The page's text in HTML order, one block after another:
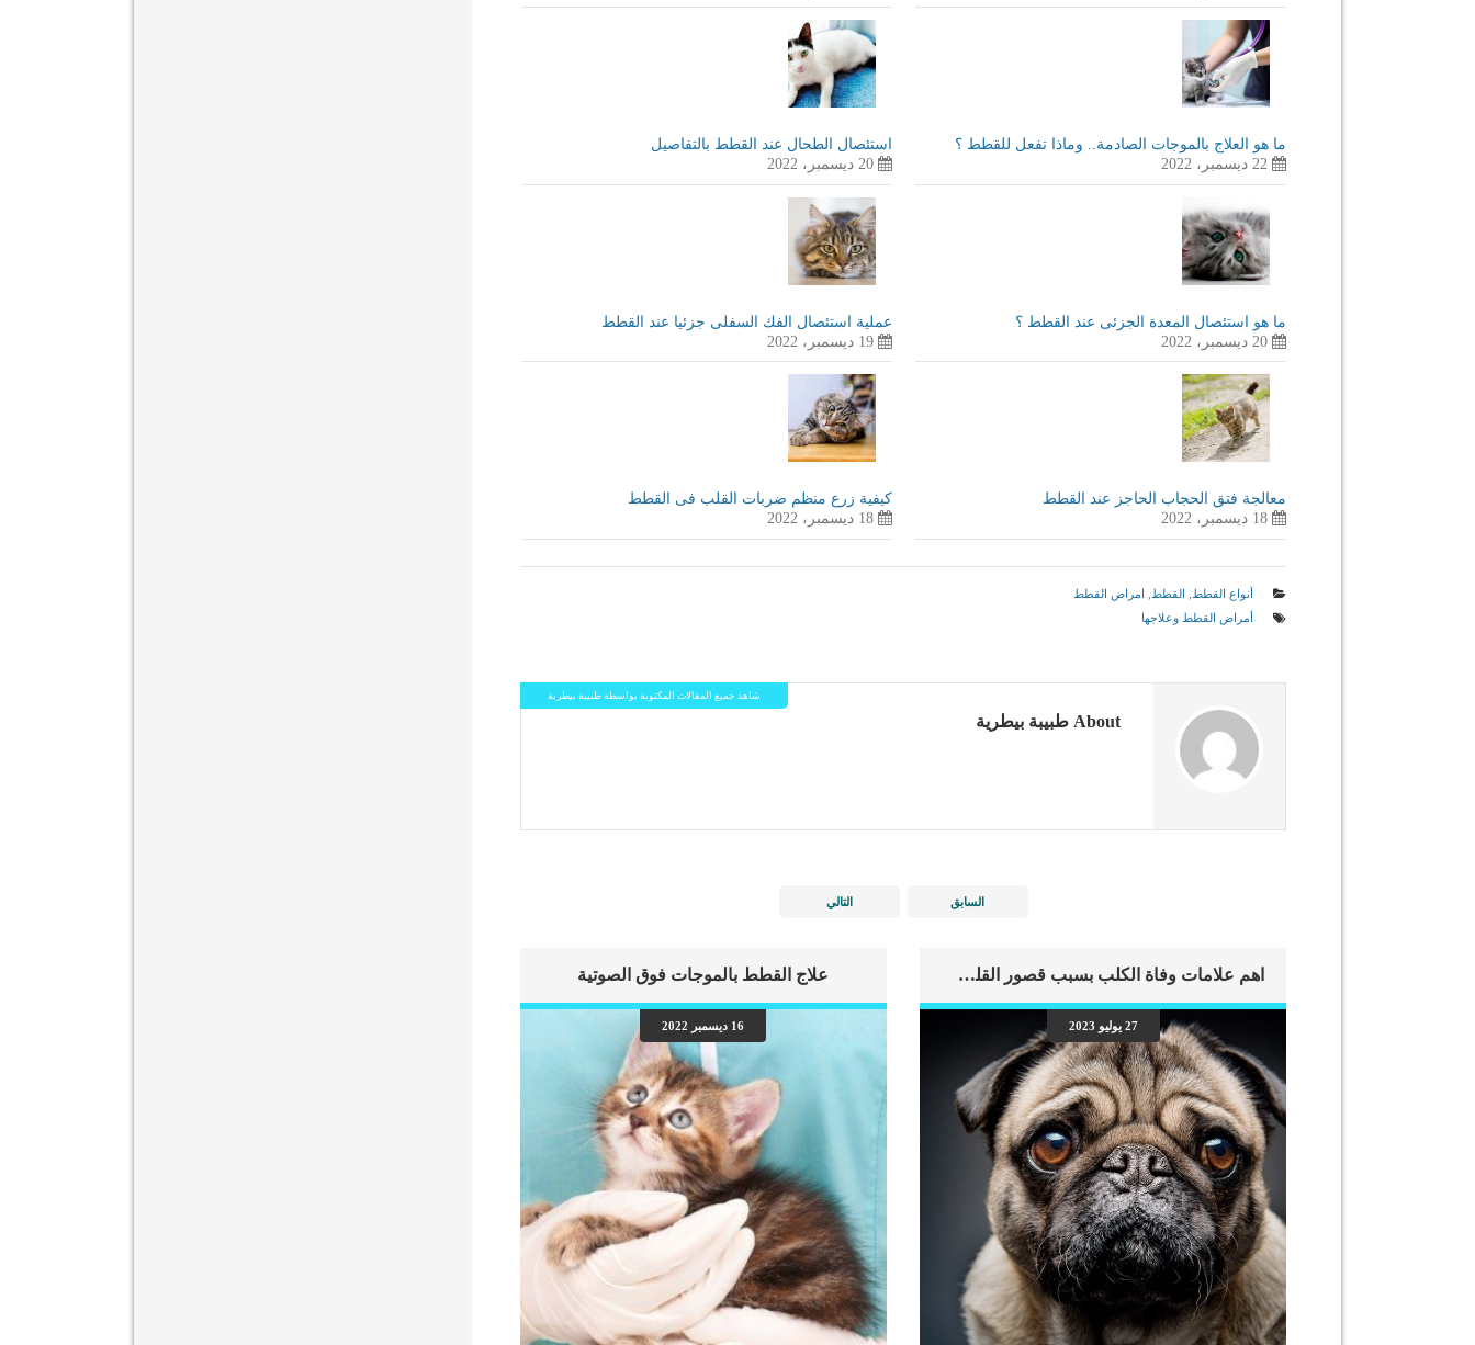
ما هو العلاج بالموجات الصادمة.. وماذا تفعل للقطط ؟
22 ديسمبر، 2022
استئصال الطحال عند القطط بالتفاصيل
20 ديسمبر، 2022
ما هو استئصال المعدة الجزئى عند القطط ؟
20 ديسمبر، 2022
عملية استئصال الفك السفلى جزئيا عند القطط
19 ديسمبر، 2022
معالجة فتق الحجاب الحاجز عند القطط
18 ديسمبر، 2022
كيفية زرع منظم ضربات القلب فى القطط
18 ديسمبر، 2022
أنواع القطط القطط
امراض القطط
أمراض القطط وعلاجها
About طبيبة بيطرية
شاهد جميع المقالات المكتوبة بواسطة طبيبة بيطرية
السابق التالي
اهم علامات وفاة الكلب بسبب قصور القلب الاحتقانى
27 يوليو 2023
علاج القطط بالموجات فوق الصوتية
16 ديسمبر 2022